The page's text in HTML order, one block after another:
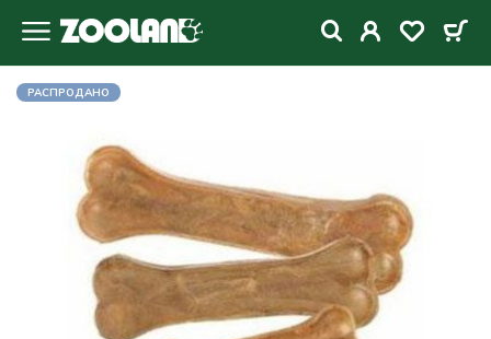
РАСПРОДАНО